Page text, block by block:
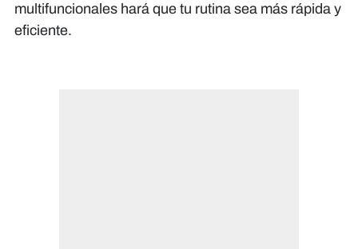
multifuncionales hará que tu rutina sea más rápida y
eficiente.